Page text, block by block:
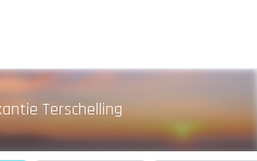
Terschelling